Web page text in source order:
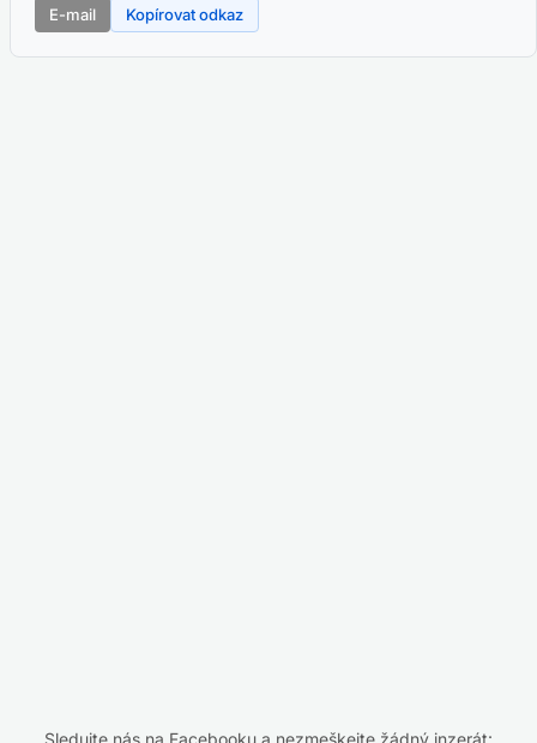
E-mail
Kopírovat odkaz
Sledujte nás na Facebooku a nezmeškejte žádný inzerát: